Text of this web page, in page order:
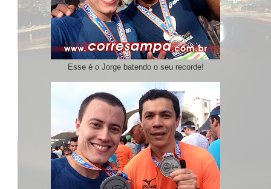
Esse é o Jorge batendo o seu recorde!